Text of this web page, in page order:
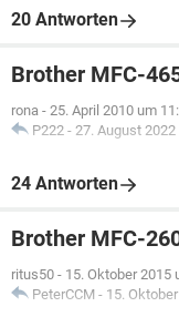
20 Antworten
Brother MFC-
rona - 25. April 2010 um
P222 - 27. August
24 Antworten
Brother MFC-
ritus50 - 15. Oktober 2015
PeterCCM - 15.